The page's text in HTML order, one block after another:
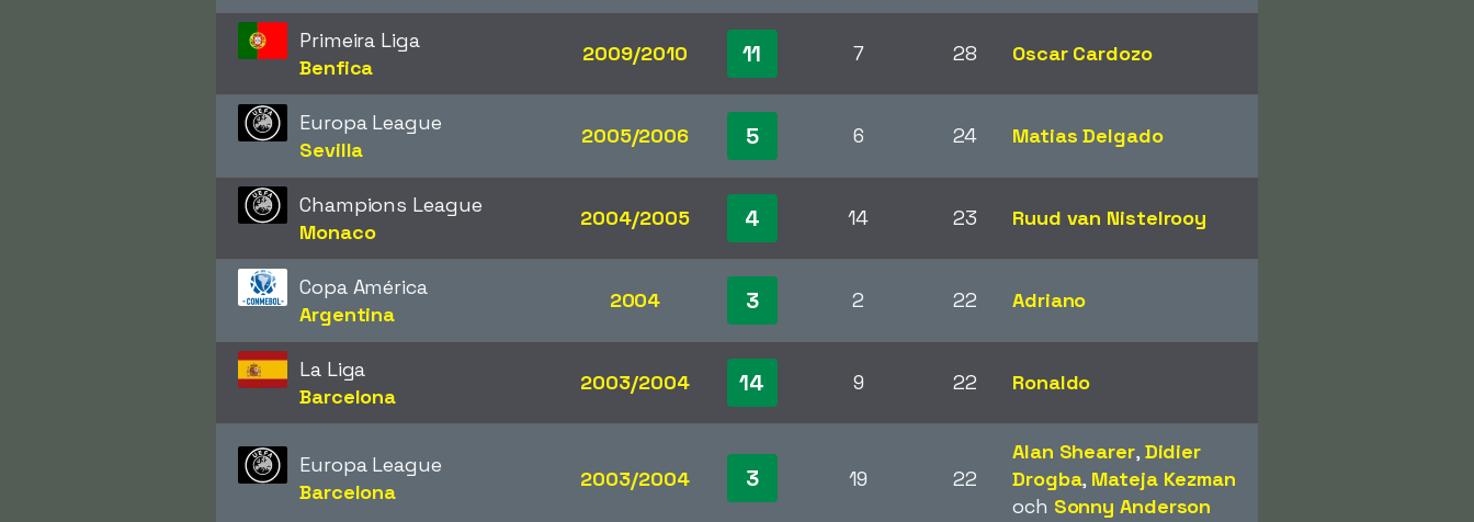
Primeira Liga
Benfica
2009/2010 11 7 28 Oscar Cardozo
Europa League
Sevilla
2005/2006 5 6 24 Matias Delgado
Champions League
Monaco
2004/2005 4 14 23 Ruud van Nistelrooy
Copa América
Argentina
2004 3 2 22 Adriano
La Liga
Barcelona
2003/2004 14 9 22 Ronaldo
Europa League
Barcelona
2003/2004 3 19 22
Alan Shearer, Didier
Drogba, Mateja Kezman
och Sonny Anderson